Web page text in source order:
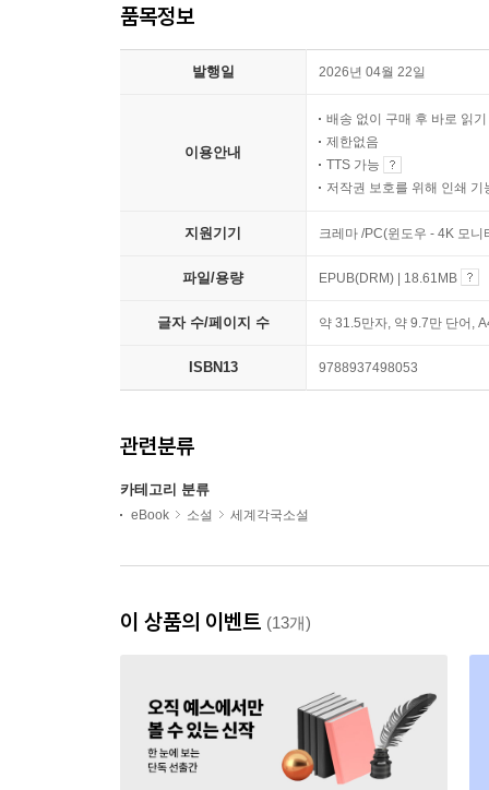
품목정보
발행일 2026년 04월 22일
이용안내
배송 없이 구매 후 바로 읽기
제한없음
TTS 가능
저작권 보호를 위해 인쇄 기
지원기기 크레마 /PC(윈도우 - 4K 모
파일/용량 EPUB(DRM) | 18.61MB
글자 수/페이지 수 약 31.5만자, 약 9.7만 단어,
ISBN13 9788937498053
관련분류
카테고리 분류
eBook 소설 세계각국소설
이 상품의 이벤트 (13개)